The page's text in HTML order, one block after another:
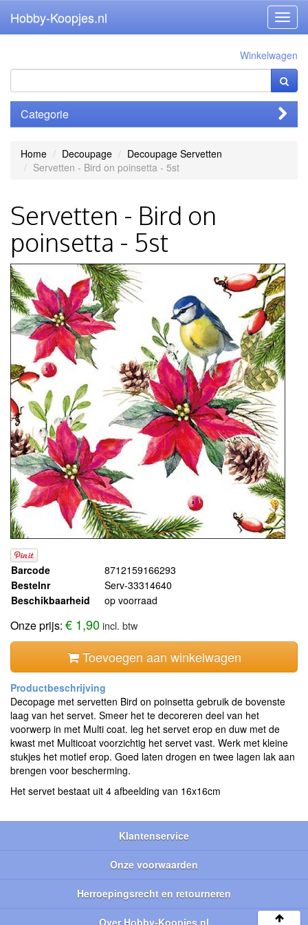
Hobby-Koopjes.nl
Winkelwagen
Categorie
Home Decoupage
Decoupage Servetten
Servetten - Bird on poinsetta - 5st
Servetten - Bird on
poinsetta - 5st
Barcode
8712159166293
Bestelnr
Serv-33314640
Beschikbaarheid
op voorraad
Onze prijs: € 1,90incl. btw
Toevoegen aan winkelwagen
Decopage met servetten Bird on poinsetta gebruik de bovenste
laag van het servet. Smeer het te decoreren deel van het
voorwerp in met Multi coat. leg het servet erop en duw met de
kwast met Multicoat voorzichtig het servet vast. Werk met kleine
stukjes het motief erop. Goed laten drogen en twee lagen lak aan
brengen voor bescherming.
Het servet bestaat uit 4 afbeelding van 16x16cm
Klantenservice
Onze voorwaarden
Herroepingsrecht en retourneren